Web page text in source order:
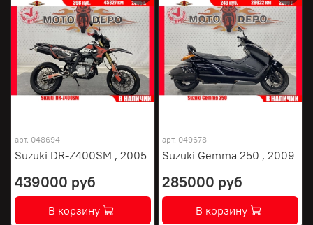
арт. 048694
Suzuki DR-Z400SM , 2005
439000 руб
В корзину
арт. 049678
Suzuki Gemma 250 , 2009
285000 руб
В корзину